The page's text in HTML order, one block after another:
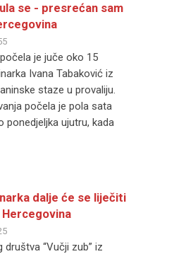
se - presrećan sam
je juče oko 15
Ivana Tabaković iz
staze u provaliju.
počela je pola sata
ponedjeljka ujutru, kada
dalje će se liječiti
Hercegovina
društva “Vučji zub” iz